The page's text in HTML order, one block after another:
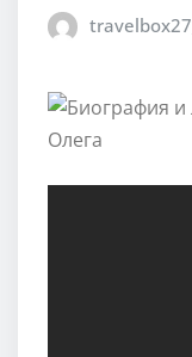
travelbox27_